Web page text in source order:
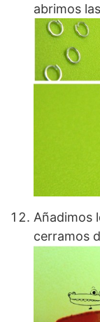
abrimos
Añadimos
cerramos